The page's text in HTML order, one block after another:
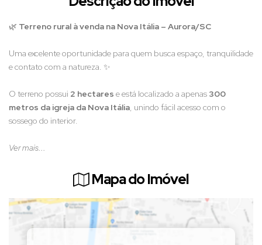
🌿 Terreno rural à venda na Nova Itália – Aurora/SC
Uma excelente oportunidade para quem busca espaço, tranquilidade
e contato com a natureza. ✨
O terreno possui 2 hectares e está localizado a apenas 300
metros da igreja da Nova Itália, unindo fácil acesso com o
sossego do interior.
Ideal para uso rural, lazer ou para quem sonha em construir no
Ver mais...
Mapa do Imóvel